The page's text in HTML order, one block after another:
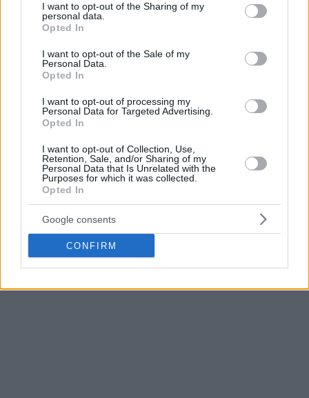
not limited to your visit or usage behaviour. You may click to
grant or deny consent to Google and its third-party tags to
use your data for below specified purposes in below Google
consent section.
I want to opt-out of the Sharing of my
personal data.
Opted In
I want to opt-out of the Sale of my
Personal Data.
Opted In
I want to opt-out of processing my
Personal Data for Targeted Advertising.
Opted In
I want to opt-out of Collection, Use,
Retention, Sale, and/or Sharing of my
Personal Data that Is Unrelated with the
Purposes for which it was collected.
Opted In
Google consents
CONFIRM
В результате инцидента Чжан Синлян был отстранен от
официальные извинения клубу и болельщикам,
выразив сожаление о случившемся.